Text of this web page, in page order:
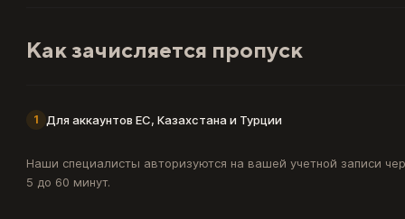
Как зачисляется пропуск
1 Для аккаунтов ЕС, Казахстана и Турции
Наши специалисты авторизуются на вашей учетной записи
5 до 60 минут.